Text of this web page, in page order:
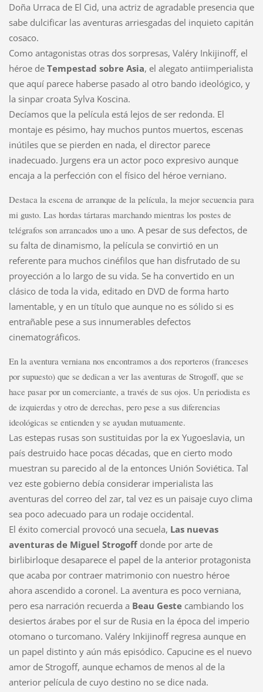
Doña Urraca de El Cid, una actriz de agradable presencia que
sabe dulcificar las aventuras arriesgadas del inquieto capitán
cosaco.
Como antagonistas otras dos sorpresas, Valéry Inkijinoff, el
héroe de Tempestad sobre Asia, el alegato antiimperialista
que aquí parece haberse pasado al otro bando ideológico, y
la sinpar croata Sylva Koscina.
Decíamos que la película está lejos de ser redonda. El
montaje es pésimo, hay muchos puntos muertos, escenas
inútiles que se pierden en nada, el director parece
inadecuado. Jurgens era un actor poco expresivo aunque
encaja a la perfección con el físico del héroe verniano.
Destaca la escena de arranque de la película, la mejor secuencia para
mi gusto. Las hordas tártaras marchando mientras los postes de
telégrafos son arrancados uno a uno. A pesar de sus defectos, de
su falta de dinamismo, la película se convirtió en un
referente para muchos cinéfilos que han disfrutado de su
proyección a lo largo de su vida. Se ha convertido en un
clásico de toda la vida, editado en DVD de forma harto
lamentable, y en un título que aunque no es sólido si es
entrañable pese a sus innumerables defectos
cinematográficos.
En la aventura verniana nos encontramos a dos reporteros (franceses
por supuesto) que se dedican a ver las aventuras de Strogoff, que se
hace pasar por un comerciante, a través de sus ojos. Un periodista es
de izquierdas y otro de derechas, pero pese a sus diferencias
ideológicas se entienden y se ayudan mutuamente.
Las estepas rusas son sustituidas por la ex Yugoeslavia, un
país destruido hace pocas décadas, que en cierto modo
muestran su parecido al de la entonces Unión Soviética. Tal
vez este gobierno debía considerar imperialista las
aventuras del correo del zar, tal vez es un paisaje cuyo clima
sea poco adecuado para un rodaje occidental.
El éxito comercial provocó una secuela, Las nuevas
aventuras de Miguel Strogoffdonde por arte de
birlibirloque desaparece el papel de la anterior protagonista
que acaba por contraer matrimonio con nuestro héroe
ahora ascendido a coronel. La aventura es poco verniana,
pero esa narración recuerda a Beau Gestecambiando los
desiertos árabes por el sur de Rusia en la época del imperio
otomano o turcomano. Valéry Inkijinoff regresa aunque en
un papel distinto y aún más episódico. Capucine es el nuevo
amor de Strogoff, aunque echamos de menos al de la
anterior película de cuyo destino no se dice nada.